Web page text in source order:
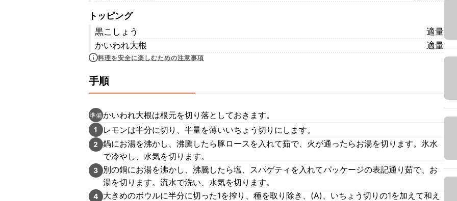
トッピング
黒こしょう
適量
かいわれ大根
適量
料理を安全に楽しむための注意事項
手順
準備かいわれ大根は根元を切り落としておきます。
1 レモンは半分に切り、半量を薄いいちょう切りにします。
2
鍋にお湯を沸かし、沸騰したら豚ロースを入れて茹で、火が通ったらお湯を切ります。氷水
で冷やし、水気を切ります。
3
別の鍋にお湯を沸かし、沸騰したら塩、スパゲティを入れてパッケージの表記通り茹で、お
湯を切ります。流水で洗い、水気を切ります。
4
大きめのボウルに半分に切った1を搾り、種を取り除き、(A)、いちょう切りの1を加えて和え